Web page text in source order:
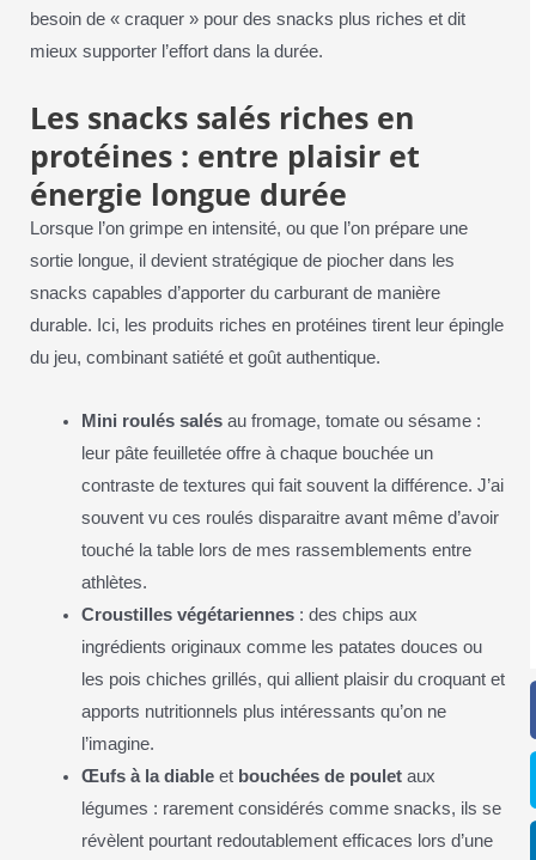
besoin de « craquer » pour des snacks plus riches et dit
mieux supporter l’effort dans la durée.
Les snacks salés riches en
protéines : entre plaisir et
énergie longue durée
Lorsque l’on grimpe en intensité, ou que l’on prépare une
sortie longue, il devient stratégique de piocher dans les
snacks capables d’apporter du carburant de manière
durable. Ici, les produits riches en protéines tirent leur épingle
du jeu, combinant satiété et goût authentique.
Mini roulés salés au fromage, tomate ou sésame :
leur pâte feuilletée offre à chaque bouchée un
contraste de textures qui fait souvent la différence. J’ai
souvent vu ces roulés disparaitre avant même d’avoir
touché la table lors de mes rassemblements entre
athlètes.
Croustilles végétariennes : des chips aux
ingrédients originaux comme les patates douces ou
les pois chiches grillés, qui allient plaisir du croquant et
apports nutritionnels plus intéressants qu’on ne
l’imagine.
Œufs à la diable et bouchées de poulet aux
légumes : rarement considérés comme snacks, ils se
révèlent pourtant redoutablement efficaces lors d’une